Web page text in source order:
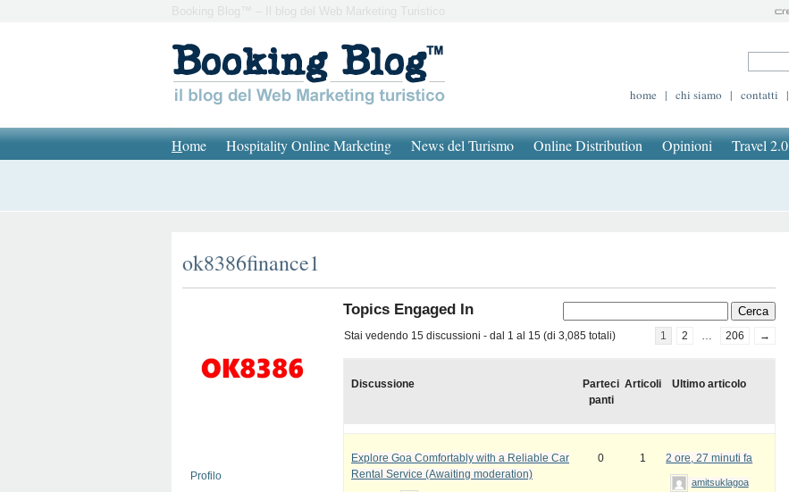
Booking Blog™ – Il blog del Web Marketing Turistico
home | chi siamo | contatti |
Home Hospitality Online Marketing News del Turismo Online Distribution Opinioni Travel 2.0
ok8386finance1
Profilo
Topics Engaged In
Stai vedendo 15 discussioni - dal 1 al 15 (di 3,085 totali) 1 2 … 206 →
Discussione
Parteci
panti
Articoli Ultimo articolo
Explore Goa Comfortably with a Reliable Car
Rental Service (Awaiting moderation)
0 1 2 ore, 27 minuti fa
amitsuklagoa